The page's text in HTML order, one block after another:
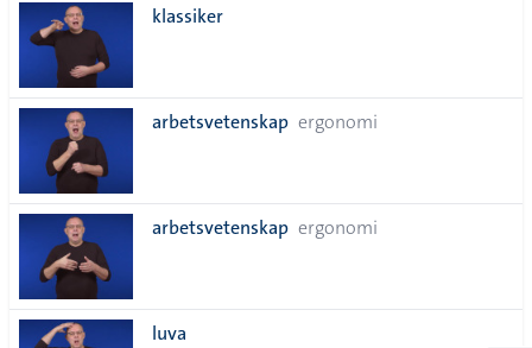
klassiker
arbetsvetenskap ergonomi
arbetsvetenskap ergonomi
luva